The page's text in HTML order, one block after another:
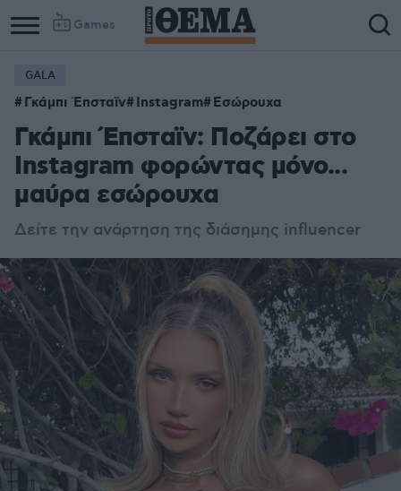
Games
GALA
Γκάμπι Έπσταϊν Instagram Εσώρουχα
Γκάμπι Έπσταϊν: Ποζάρει στο
Instagram φορώντας μόνο...
μαύρα εσώρουχα
Δείτε την ανάρτηση της διάσημης influencer